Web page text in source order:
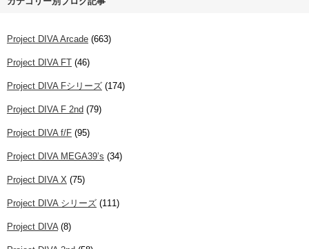
Project DIVA Arcade (663)
Project DIVA FT (46)
Project DIVA Fシリーズ (174)
Project DIVA F 2nd (79)
Project DIVA f/F (95)
Project DIVA MEGA39’s (34)
Project DIVA X (75)
Project DIVA シリーズ (111)
Project DIVA(8)